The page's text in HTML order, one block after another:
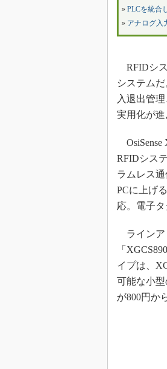
» PLCを統合
» アナログ入
RFIDシス
システム
入退出管
実用化が進
OsiSense
RFIDシス
ラムレス
PCに上げ
応。電子タ
ラインア
「
イプは、
可能な小
が800円か